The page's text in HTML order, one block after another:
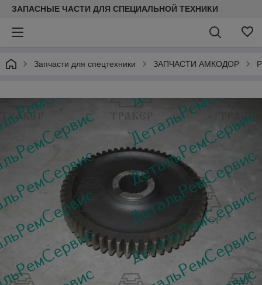
ЗАПАСНЫЕ ЧАСТИ ДЛЯ СПЕЦИАЛЬНОЙ ТЕХНИКИ
Запчасти для спецтехники ЗАПЧАСТИ АМКОДОР